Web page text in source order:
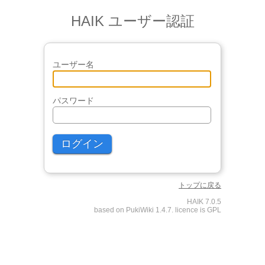
HAIK ユーザー認証
ユーザー名
パスワード
トップに戻る
HAIK 7.0.5
based on PukiWiki 1.4.7. licence is GPL